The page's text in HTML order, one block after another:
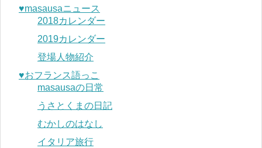
♥︎masausaニュース
2018カレンダー
2019カレンダー
登場人物紹介
♥︎おフランス語っこ
masausaの日常
うさとくまの日記
むかしのはなし
イタリア旅行